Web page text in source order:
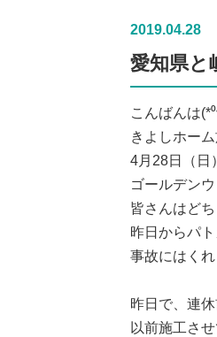
2019.04.28
愛知県と
こんばんは
きよしホー
4月28日（日）
ゴールデン
皆さんはど
昨日からパ
事故にはく
昨日で、連
以前施工さ